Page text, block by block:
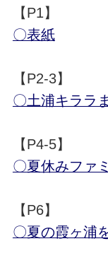
【P1】
〇表紙
【P2-3】
〇土浦キララ
【P4-5】
〇夏休みファ
【P6】
〇夏の霞ヶ浦